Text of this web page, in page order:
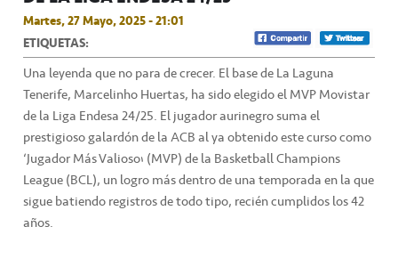
Martes, 27 Mayo, 2025 - 21:01
ETIQUETAS:
Una leyenda que no para de crecer. El base de La Laguna
Tenerife, Marcelinho Huertas, ha sido elegido el MVP Movistar
de la Liga Endesa 24/25. El jugador aurinegro suma el
prestigioso galardón de la ACB al ya obtenido este curso como
‘Jugador Más Valioso’ (MVP) de la Basketball Champions
League (BCL), un logro más dentro de una temporada en la que
sigue batiendo registros de todo tipo, recién cumplidos los 42
años.